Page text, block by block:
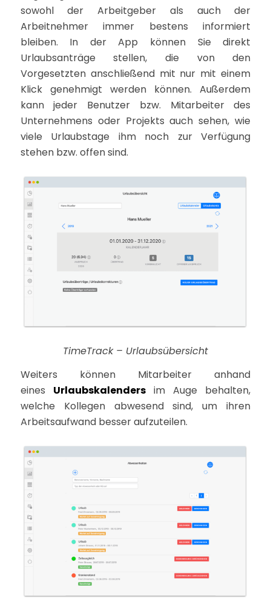
sowohl der Arbeitgeber als auch der
Arbeitnehmer immer bestens informiert
bleiben. In der App können Sie direkt
Urlaubsanträge stellen, die von den
Vorgesetzten anschließend mit nur mit einem
Klick genehmigt werden können. Außerdem
kann jeder Benutzer bzw. Mitarbeiter des
Unternehmens oder Projekts auch sehen, wie
viele Urlaubstage ihm noch zur Verfügung
stehen bzw. offen sind.
TimeTrack – Urlaubsübersicht
Weiters können Mitarbeiter anhand
eines Urlaubskalendersim Auge behalten,
welche Kollegen abwesend sind, um ihren
Arbeitsaufwand besser aufzuteilen.